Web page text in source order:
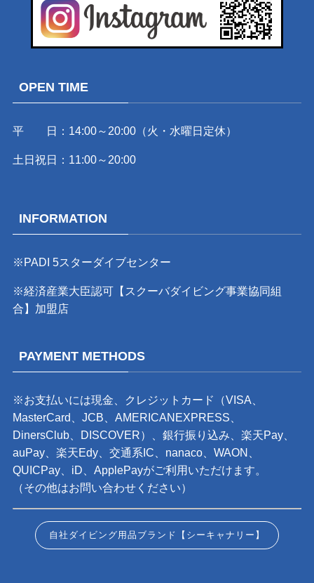
OPEN TIME
平 日：14:00～20:00（火・水曜日定休）
土日祝日：11:00～20:00
INFORMATION
※PADI 5スターダイブセンター
※経済産業大臣認可【スクーバダイビング事業協同組
合】加盟店
PAYMENT METHODS
※お支払いには現金、クレジットカード（VISA、
MasterCard、JCB、AMERICANEXPRESS、
DinersClub、DISCOVER）、銀行振り込み、楽天Pay、
auPay、楽天Edy、交通系IC、nanaco、WAON、
QUICPay、iD、ApplePayがご利用いただけます。
（その他はお問い合わせください）
自社ダイビング用品ブランド【シーキャナリー】